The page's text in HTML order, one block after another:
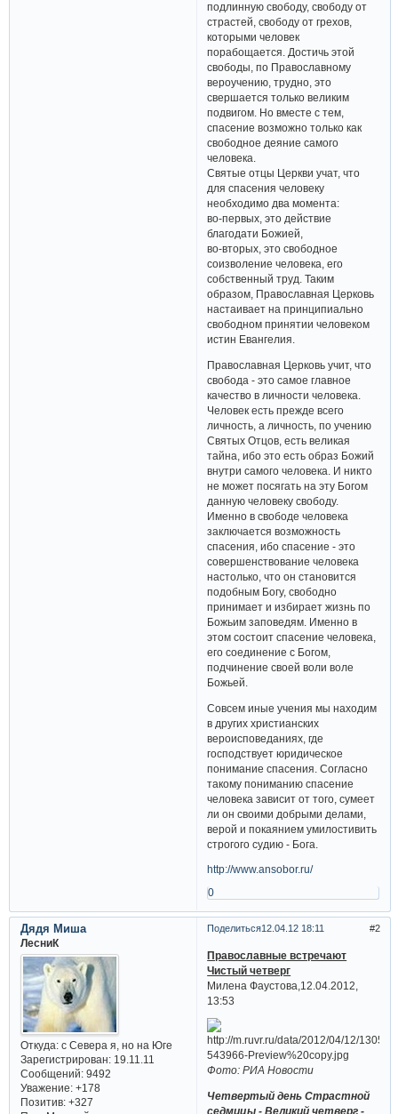
подлинную свободу, свободу от
страстей, свободу от грехов,
которыми человек
порабощается. Достичь этой
свободы, по Православному
вероучению, трудно, это
свершается только великим
подвигом. Но вместе с тем,
спасение возможно только как
свободное деяние самого
человека.
Святые отцы Церкви учат, что
для спасения человеку
необходимо два момента:
во-первых, это действие
благодати Божией,
во-вторых, это свободное
соизволение человека, его
собственный труд. Таким
образом, Православная Церковь
настаивает на принципиально
свободном принятии человеком
истин Евангелия.
Православная Церковь учит, что
свобода - это самое главное
качество в личности человека.
Человек есть прежде всего
личность, а личность, по учению
Святых Отцов, есть великая
тайна, ибо это есть образ Божий
внутри самого человека. И никто
не может посягать на эту Богом
данную человеку свободу.
Именно в свободе человека
заключается возможность
спасения, ибо спасение - это
совершенствование человека
настолько, что он становится
подобным Богу, свободно
принимает и избирает жизнь по
Божьим заповедям. Именно в
этом состоит спасение человека,
его соединение с Богом,
подчинение своей воли воле
Божьей.
Совсем иные учения мы находим
в других христианских
вероисповеданиях, где
господствует юридическое
понимание спасения. Согласно
такому пониманию спасение
человека зависит от того, сумеет
ли он своими добрыми делами,
верой и покаянием умилостивить
строгого судию - Бога.
http://www.ansobor.ru/
0
Поделиться 2
12.04.12 18:11
Дядя Миша
ЛесниК
Откуда:с Севера я, но на Юге
Зарегистрирован: 19.11.11
Сообщений:9492
Уважение: +178
Позитив: +327
Православные встречают
Чистый четверг
Милена Фаустова,12.04.2012,
13:53
Фото: РИА Новости
Четвертый день Cтрастной
cедмицы - Великий четверг -